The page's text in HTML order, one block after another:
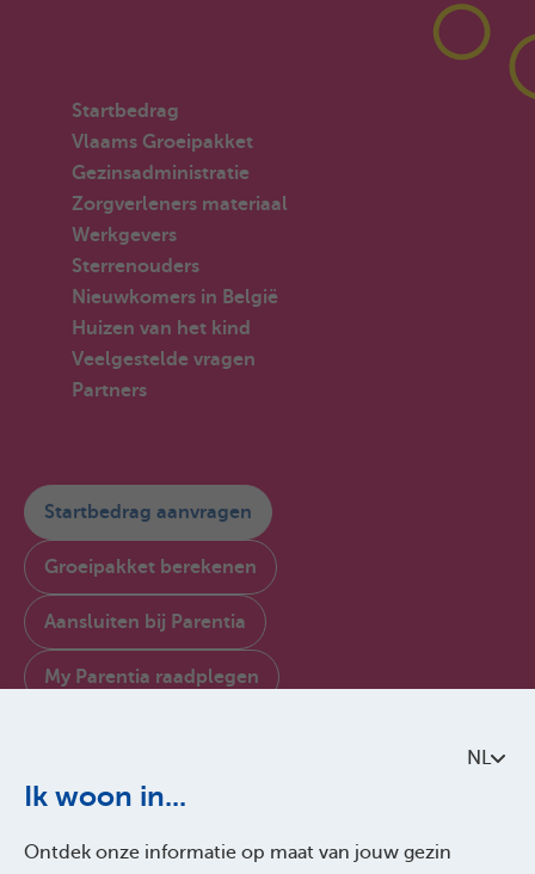
NL
Ik woon in...
Ontdek onze informatie op maat van jouw gezin
Startbedrag
Vlaams Groeipakket
Gezinsadministratie
Zorgverleners materiaal
Werkgevers
Sterrenouders
Nieuwkomers in België
Huizen van het kind
Veelgestelde vragen
Partners
Startbedrag aanvragen
Groeipakket berekenen
Aansluiten bij Parentia
My Parentia raadplegen
Over Parentia